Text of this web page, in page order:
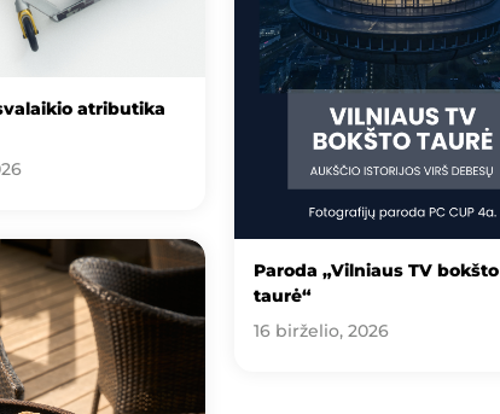
atributika
Paroda „Vilniaus TV bokšto
taurė“
16 birželio, 2026